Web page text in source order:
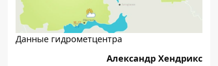
Данные гидрометцентра
Александр Хендрикс